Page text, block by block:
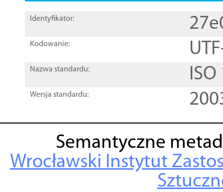
Identyfikator:
Kodowanie:
Nazwa standardu:
Wersja standardu:
Semantyczne
Wrocławski Instytut